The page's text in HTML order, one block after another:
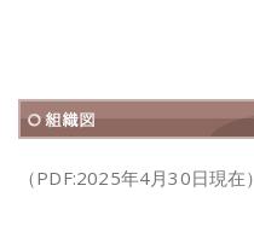
（PDF:2025年4月30日現在）